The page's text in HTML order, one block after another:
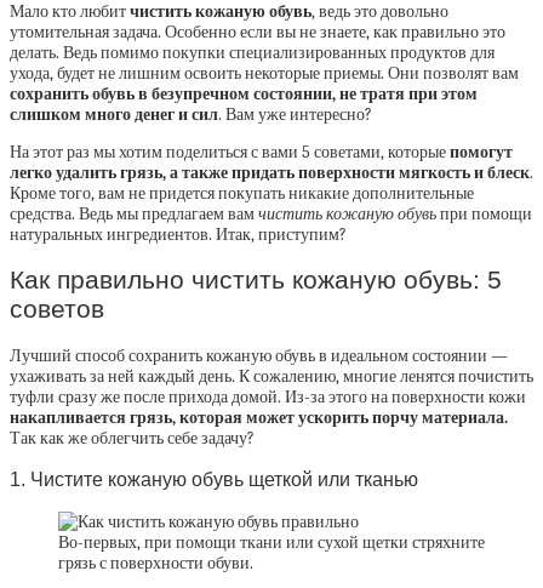
Мало кто любитчистить кожаную обувь, ведь это довольно
утомительная задача. Особенно если вы не знаете, как правильно это
делать. Ведь помимо покупки специализированных продуктов для
ухода, будет не лишним освоить некоторые приемы. Они позволят вам
сохранить обувь в безупречном состоянии, не тратя при этом
слишком много денег и сил. Вам уже интересно?
На этот раз мы хотим поделиться с вами 5 советами, которыепомогут
легко удалить грязь, а также придать поверхности мягкость и блеск.
Кроме того, вам не придется покупать никакие дополнительные
средства. Ведь мы предлагаем вамчистить кожаную обувьпри помощи
натуральных ингредиентов. Итак, приступим?
Как правильно чистить кожаную обувь: 5
советов
Лучший способ сохранить кожаную обувь в идеальном состоянии —
ухаживать за ней каждый день. К сожалению, многие ленятся почистить
туфли сразу же после прихода домой. Из-за этого на поверхности кожи
накапливается грязь, которая может ускорить порчу материала.
Так как же облегчить себе задачу?
1. Чистите кожаную обувь щеткой или тканью
Во-первых, при помощи ткани или сухой щетки стряхните
грязь с поверхности обуви.